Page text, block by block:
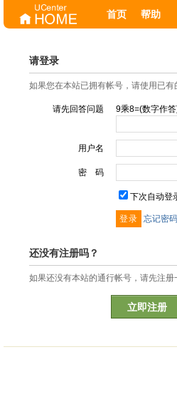
首页 帮助
请登录
如果您在本站已拥有帐号，请使用已
请先回答问题 9乘8=(数字作
用户名
密 码
下次自动登
忘记密
还没有注册吗？
如果还没有本站的通行帐号，请先注册
立即注册